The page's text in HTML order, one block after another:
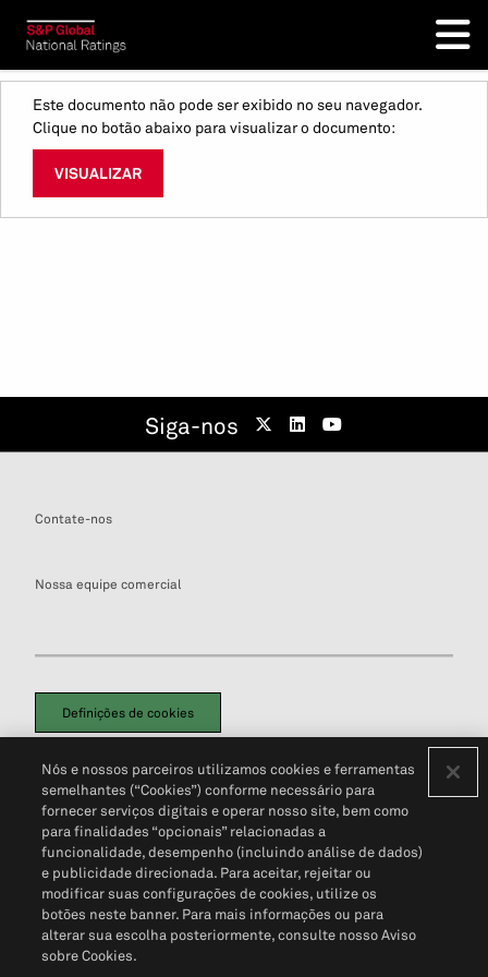
Este documento não pode ser exibido no seu navegador.
Clique no botão abaixo para visualizar o documento:
VISUALIZAR
Siga-nos
Contate-nos
Nossa equipe comercial
Definições de cookies
Política de PrivacidadePortal de privacidade do cliente (em inglês)
Não Venda Minhas Informações Pessoais© 2026 S&P Global
Nós e nossos parceiros utilizamos cookies e ferramentas
semelhantes (“Cookies”) conforme necessário para
fornecer serviços digitais e operar nosso site, bem como
para finalidades “opcionais” relacionadas a
funcionalidade, desempenho (incluindo análise de dados)
e publicidade direcionada. Para aceitar, rejeitar ou
modificar suas configurações de cookies, utilize os
botões neste banner. Para mais informações ou para
alterar sua escolha posteriormente, consulte nosso Aviso
sobre Cookies.